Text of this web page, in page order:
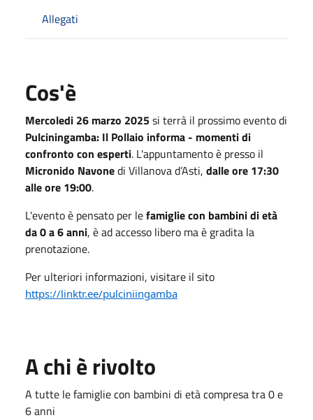
Allegati
Cos'è
Mercoledi 26 marzo 2025si terrà il prossimo evento di
Pulciningamba: Il Pollaio informa - momenti di
confronto con esperti. L'appuntamento è presso il
Micronido Navonedi Villanova d’Asti, dalle ore 17:30
alle ore 19:00.
L'evento è pensato per lefamiglie con bambini di età
da 0 a 6 anni, è ad accesso libero ma è gradita la
prenotazione.
Per ulteriori informazioni, visitare il sito
https://linktr.ee/pulciniingamba
A chi è rivolto
A tutte le famiglie con bambini di età compresa tra 0 e
6 anni